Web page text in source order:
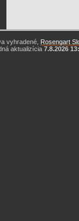
vyhradené, Rosengart
aktualizícia 7.8.2026